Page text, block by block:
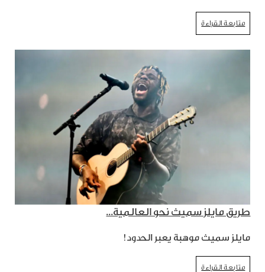
متابعة القراءة
طريق مايلز سميث نحو العالمية...
مايلز سميث موهبة يعبر الحدود!
متابعة القراءة